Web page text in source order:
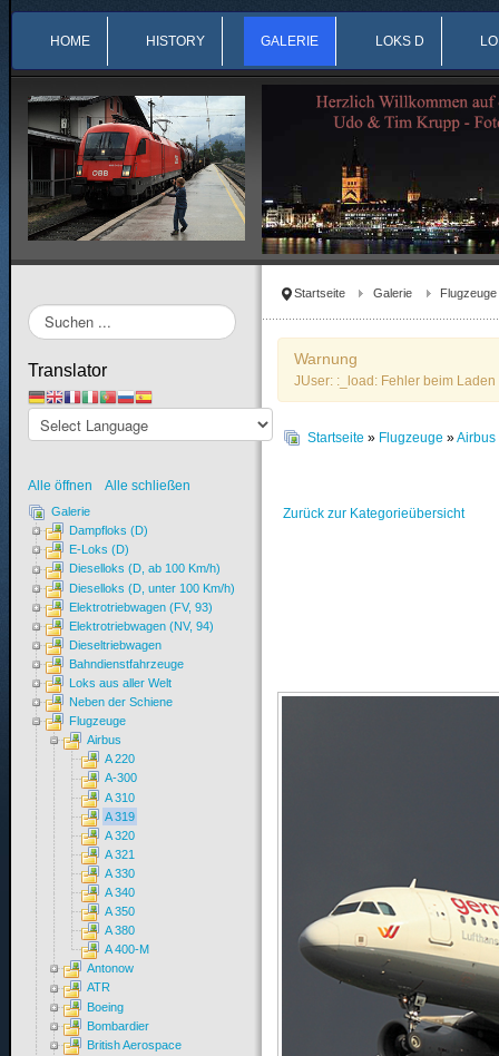
HOME HISTORY GALERIE LOKS D
Startseite Galerie Flugzeuge
Warnung
JUser: :_load: Fehler beim
Startseite » Flugzeuge »Airbus
Zurück zur Kategorieübersicht
Suchen
...
Translator
Alle öffnen Alle schließen
Galerie
Dampfloks (D)
E-Loks (D)
Dieselloks (D, ab 100 Km/h)
Dieselloks (D, unter 100 Km/h)
Elektrotriebwagen (FV, 93)
Elektrotriebwagen (NV, 94)
Dieseltriebwagen
Bahndienstfahrzeuge
Loks aus aller Welt
Neben der Schiene
Flugzeuge
Airbus
A 220
A-300
A 310
A 319
A 320
A 321
A 330
A 340
A 350
A 380
A 400-M
Antonow
ATR
Boeing
Bombardier
British Aerospace